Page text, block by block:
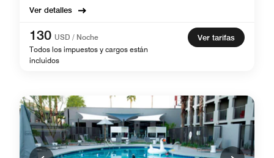
Ver detalles
130 USD / Noche
Todos los impuestos y cargos están
incluidos
Ver tarifas